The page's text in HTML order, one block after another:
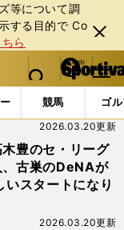
等について調
する⽬的で Co
ら
閉じ
る
web Sportiva (webスポルティーバ)
検索
マイペ
ー
ジ
メニュ
競馬 ゴ
ジ目)
木豊のセ・リーグ
、古巣のDeNAが
いスタートになり
2026.03.20更新
2026.03.20更新